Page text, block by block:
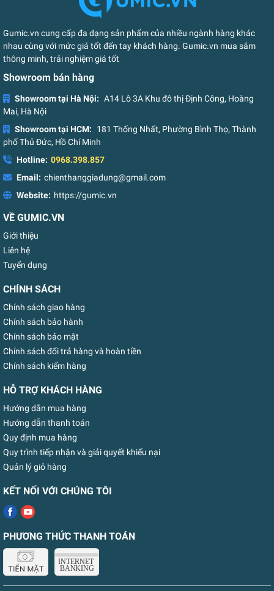
Gumic.vn cung cấp đa dạng sản phẩm của nhiều ngành hàng khác
nhau cùng với mức giá tốt đến tay khách hàng. Gumic.vn mua sắm
thông minh, trải nghiệm giá tốt
Showroom bán hàng
Showroom tại Hà Nội: A14 Lô 3A Khu đô thị Định Công, Hoàng
Mai, Hà Nội
Showroom tại HCM:
181 Thống Nhất, Phường Bình Thọ, Thành
phố Thủ Đức, Hồ Chí Minh
Hotline: 0968.398.857
Email: chienthanggiadung@gmail.com
Website: https://gumic.vn
VỀ GUMIC.VN
Giới thiệu
Liên hệ
Tuyển dụng
CHÍNH SÁCH
Chính sách giao hàng
Chính sách bảo hành
Chính sách bảo mật
Chính sách đổi trả hàng và hoàn tiền
Chính sách kiểm hàng
HỖ TRỢ KHÁCH HÀNG
Hướng dẫn mua hàng
Hướng dẫn thanh toán
Quy định mua hàng
Quy trình tiếp nhận và giải quyết khiếu nại
Quản lý giỏ hàng
KẾT NỐI VỚI CHÚNG TÔI
PHƯƠNG THỨC THANH TOÁN